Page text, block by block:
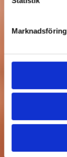
Marknadsföring